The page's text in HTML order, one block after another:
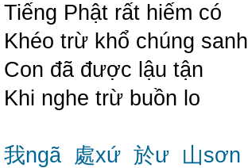
Tiếng Phật rất hiếm có
Khéo trừ khổ chúng sanh
Con đã được lậu tận
Khi nghe trừ buồn lo
我ngã 處xứ 於ư 山sơn